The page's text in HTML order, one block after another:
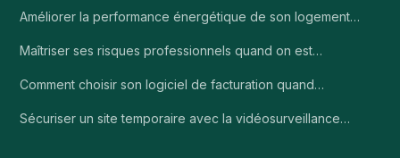
Améliorer la performance énergétique de son logement…
Maîtriser ses risques professionnels quand on est…
Comment choisir son logiciel de facturation quand…
Sécuriser un site temporaire avec la vidéosurveillance…